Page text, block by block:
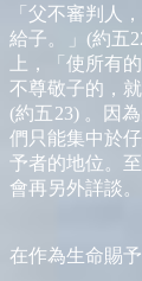
「父不審判人
給子。」(約五
上，「使所有
不尊敬子的，
(約五23) 。因
們只能集中於
予者的地位。
會再另外詳談。
在作為生命賜